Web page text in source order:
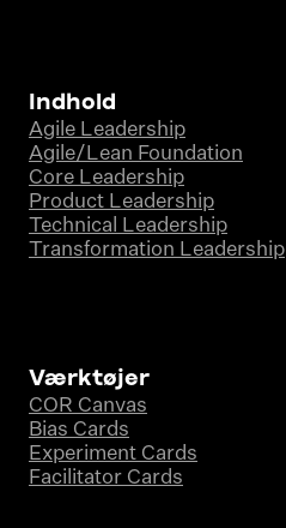
Indhold
Agile Leadership
Agile/Lean Foundation
Core Leadership
Product Leadership
Technical Leadership
Transformation Leadership
Værktøjer
COR Canvas
Bias Cards
Experiment Cards
Facilitator Cards